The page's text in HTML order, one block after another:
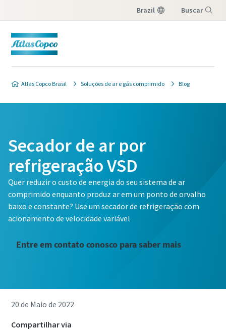
Brazil Buscar
Atlas Copco Brasil Soluções de ar e gás comprimido Blog
Secador de ar por
refrigeração VSD
Quer reduzir o custo de energia do seu sistema de ar
comprimido enquanto produz ar em um ponto de orvalho
baixo e constante? Use um secador de refrigeração com
acionamento de velocidade variável
Entre em contato conosco para saber mais
20 de Maio de 2022
Compartilhar via